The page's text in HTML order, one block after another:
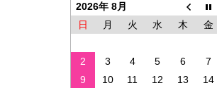
2026年 8月
日
月 火 水 木 金
2
3 4 5 6 7
9
10 11 12 13 14